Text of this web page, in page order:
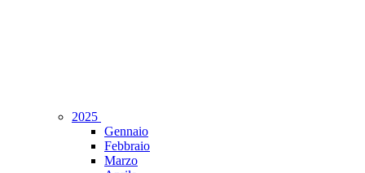
2025
Gennaio
Febbraio
Marzo